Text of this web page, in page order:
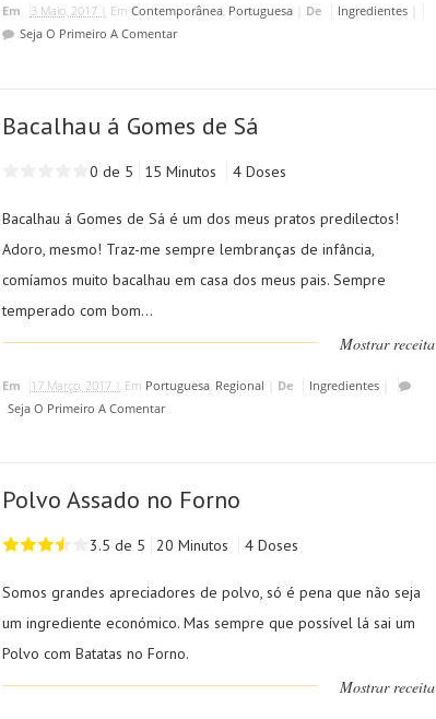
Em 3 Maio, 2017 | Em Contemporânea, Portuguesa| De Ingredientes|
Seja O Primeiro A Comentar
Bacalhau á Gomes de Sá
0 de 5 15 Minutos 4 Doses
Bacalhau á Gomes de Sá é um dos meus pratos predilectos!
Adoro, mesmo! Traz-me sempre lembranças de infância,
comíamos muito bacalhau em casa dos meus pais. Sempre
temperado com bom...
Mostrar receita
Em 17 Março, 2017 | Em Portuguesa, Regional De Ingredientes|
Seja O Primeiro A Comentar
Polvo Assado no Forno
3.5 de 5 20 Minutos 4 Doses
Somos grandes apreciadores de polvo, só é pena que não seja
um ingrediente económico. Mas sempre que possível lá sai um
Polvo com Batatas no Forno.
Mostrar receita